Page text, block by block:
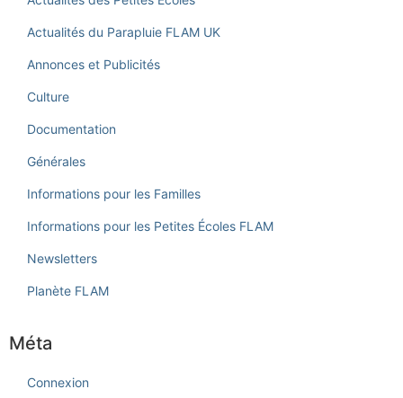
Actualités du Parapluie FLAM UK
Annonces et Publicités
Culture
Documentation
Générales
Informations pour les Familles
Informations pour les Petites Écoles FLAM
Newsletters
Planète FLAM
Méta
Connexion